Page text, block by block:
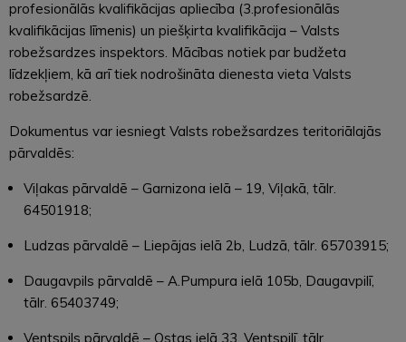
profesionālās kvalifikācijas apliecība (3.profesionālās
kvalifikācijas līmenis) un piešķirta kvalifikācija – Valsts
robežsardzes inspektors. Mācības notiek par budžeta
līdzekļiem, kā arī tiek nodrošināta dienesta vieta Valsts
robežsardzē.
Dokumentus var iesniegt Valsts robežsardzes teritoriālajās
pārvaldēs:
Viļakas pārvaldē – Garnizona ielā – 19, Viļakā, tālr.
64501918;
Ludzas pārvaldē – Liepājas ielā 2b, Ludzā, tālr. 65703915;
Daugavpils pārvaldē – A.Pumpura ielā 105b, Daugavpilī,
tālr. 65403749;
Ventspils pārvaldē – Ostas ielā 33, Ventspilī, tālr.